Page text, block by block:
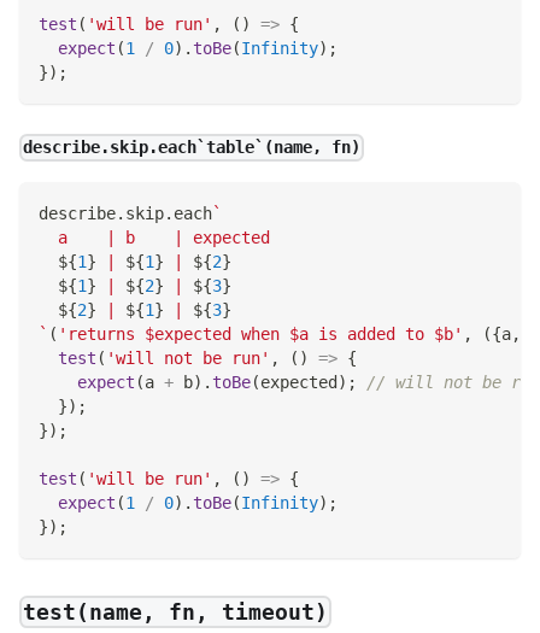
test ( 'will be run' , ( ) => {
expect (1 / 0) . toBe(Infinity) ;
}) ;
describe.skip.each`table`(name, fn)
describe. skip. each`
  a    | b    | expected
${1} ${1} ${2}
${1} ${2} ${3}
${2} ${1} ${3}
` ( 'returns $expected when $a is added to $b' , ({a,
test ( 'will not be run' , ( ) => {
expect (a + b) . toBe(expected ) ;
// will not be run
}) ;
}) ;
test ( 'will be run' , ( ) => {
expect (1 / 0) . toBe(Infinity) ;
}) ;
test(name, fn, timeout)